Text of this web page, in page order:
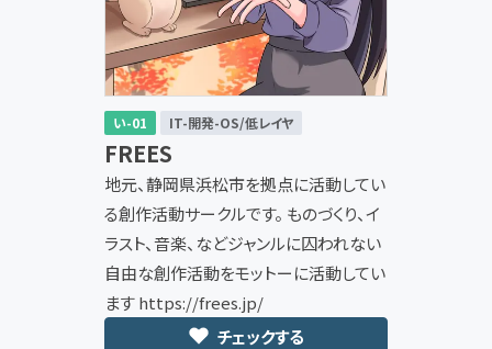
い-01 IT-開発-OS/低レイヤ
FREES
地元、静岡県浜松市を拠点に活動してい
る創作活動サークルです。 ものづくり、イ
ラスト、音楽、などジャンルに囚われない
自由な創作活動をモットーに活動してい
ます https://frees.jp/
チェックする